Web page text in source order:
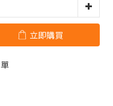
立即購買